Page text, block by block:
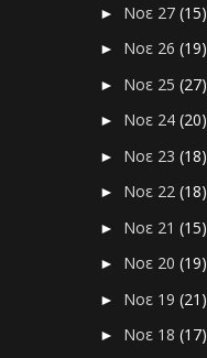
► Νοε 27(15)
► Νοε 26(19)
► Νοε 25(27)
► Νοε 24(20)
► Νοε 23(18)
► Νοε 22(18)
► Νοε 21(15)
► Νοε 20(19)
► Νοε 19(21)
► Νοε 18(17)